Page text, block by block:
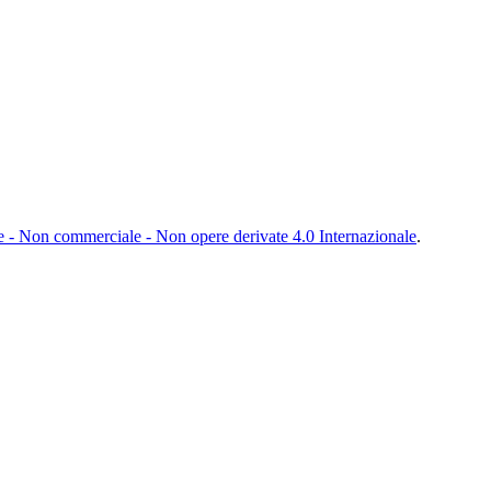
Non commerciale - Non opere derivate 4.0 Internazionale.